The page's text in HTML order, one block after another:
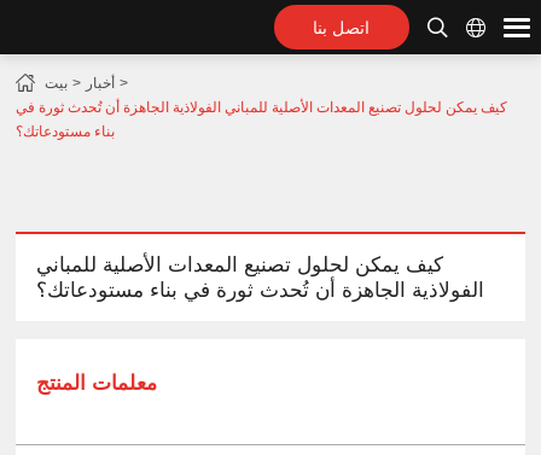
اتصل بنا
بيت
أخبار
كيف يمكن لحلول تصنيع المعدات الأصلية للمباني الفولاذية الجاهزة أن تُحدث ثورة في
بناء مستودعاتك؟
كيف يمكن لحلول تصنيع المعدات الأصلية للمباني
الفولاذية الجاهزة أن تُحدث ثورة في بناء مستودعاتك؟
معلمات المنتج